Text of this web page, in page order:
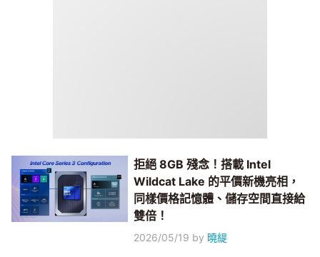
拒絕 8GB 殘念！搭載 Intel
Wildcat Lake 的平價新機亮相，
同樣價格記憶體、儲存空間直接給
雙倍！
2026/05/19 by 曉緹